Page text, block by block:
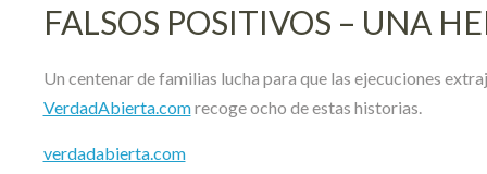
FALSOS POSITIVOS – UNA
Un centenar de familias lucha para que las ejecuciones
VerdadAbierta.comrecoge ocho de estas historias.
verdadabierta.com